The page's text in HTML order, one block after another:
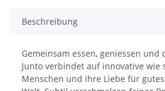
Beschreibung
Gemeinsam essen, geniessen und
Junto verbindet auf innovative wie
Menschen und ihre Liebe für